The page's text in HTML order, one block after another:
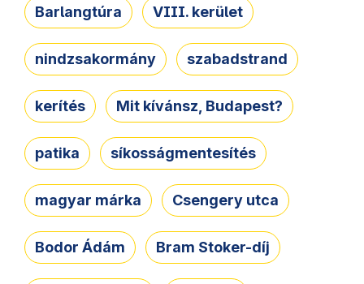
Barlangtúra VIII. kerület
nindzsakormány szabadstrand
kerítés Mit kívánsz, Budapest?
patika síkosságmentesítés
magyar márka Csengery utca
Bodor Ádám Bram Stoker-díj